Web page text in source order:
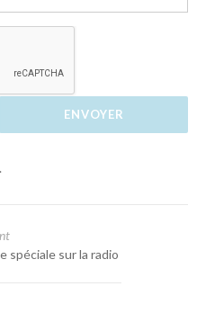
.
spéciale sur la radio